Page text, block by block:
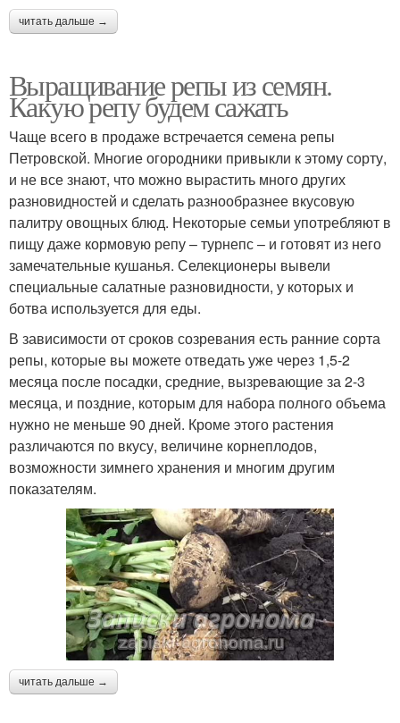
читать дальше →
Выращивание репы из семян.
Какую репу будем сажать
Чаще всего в продаже встречается семена репы
Петровской. Многие огородники привыкли к этому сорту,
и не все знают, что можно вырастить много других
разновидностей и сделать разнообразнее вкусовую
палитру овощных блюд. Некоторые семьи употребляют в
пищу даже кормовую репу – турнепс – и готовят из него
замечательные кушанья. Селекционеры вывели
специальные салатные разновидности, у которых и
ботва используется для еды.
В зависимости от сроков созревания есть ранние сорта
репы, которые вы можете отведать уже через 1,5-2
месяца после посадки, средние, вызревающие за 2-3
месяца, и поздние, которым для набора полного объема
нужно не меньше 90 дней. Кроме этого растения
различаются по вкусу, величине корнеплодов,
возможности зимнего хранения и многим другим
показателям.
читать дальше →